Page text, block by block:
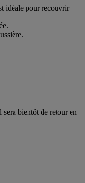
idéale pour recouvrir
bientôt de retour en